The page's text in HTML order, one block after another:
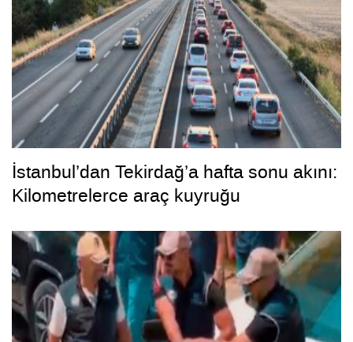
İstanbul’dan Tekirdağ’a hafta sonu akını:
Kilometrelerce araç kuyruğu